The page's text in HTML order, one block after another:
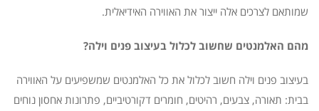
שמותאם לצרכים אלה ייצור את האווירה האידיאלית.
מהם האלמנטים שחשוב לכלול בעיצוב פנים וילה?
בעיצוב פנים וילה חשוב לכלול את כל האלמנטים שמשפיעים על האווירה
בבית: תאורה, צבעים, רהיטים, חומרים דקורטיביים, פתרונות אחסון נוחים